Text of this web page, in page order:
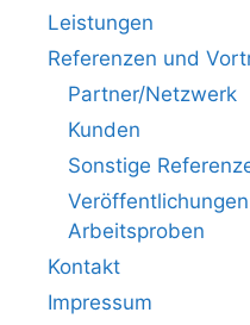
Leistungen
Referenzen und
Partner/Netzwerk
Kunden
Sonstige
Arbeitsproben
Kontakt
Impressum